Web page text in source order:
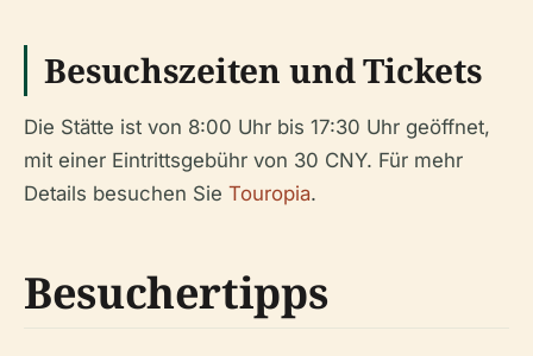
Besuchszeiten und Tickets
Die Stätte ist von 8:00 Uhr bis 17:30 Uhr geöffnet,
mit einer Eintrittsgebühr von 30 CNY. Für mehr
Details besuchen Sie Touropia.
Besuchertipps